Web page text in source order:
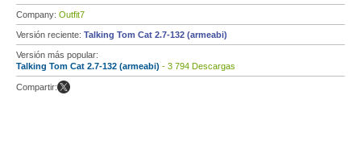
Company: Outfit7
Versión reciente: Talking Tom Cat 2.7-132 (armeabi)
Versión más popular:
Talking Tom Cat 2.7-132 (armeabi) - 3 794 Descargas
Compartir: